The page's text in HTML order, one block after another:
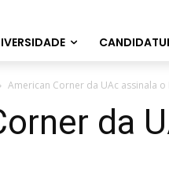
American Corner da UAc assinala
da